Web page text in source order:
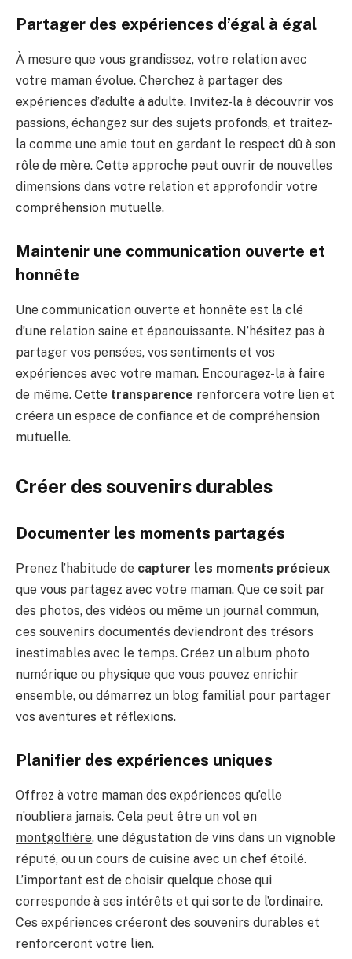
Partager des expériences d’égal à égal
À mesure que vous grandissez, votre relation avec
votre maman évolue. Cherchez à partager des
expériences d’adulte à adulte. Invitez-la à découvrir vos
passions, échangez sur des sujets profonds, et traitez-
la comme une amie tout en gardant le respect dû à son
rôle de mère. Cette approche peut ouvrir de nouvelles
dimensions dans votre relation et approfondir votre
compréhension mutuelle.
Maintenir une communication ouverte et
honnête
Une communication ouverte et honnête est la clé
d’une relation saine et épanouissante. N’hésitez pas à
partager vos pensées, vos sentiments et vos
expériences avec votre maman. Encouragez-la à faire
de même. Cette transparence renforcera votre lien et
créera un espace de confiance et de compréhension
mutuelle.
Créer des souvenirs durables
Documenter les moments partagés
Prenez l’habitude de capturer les moments précieux
que vous partagez avec votre maman. Que ce soit par
des photos, des vidéos ou même un journal commun,
ces souvenirs documentés deviendront des trésors
inestimables avec le temps. Créez un album photo
numérique ou physique que vous pouvez enrichir
ensemble, ou démarrez un blog familial pour partager
vos aventures et réflexions.
Planifier des expériences uniques
Offrez à votre maman des expériences qu’elle
n’oubliera jamais. Cela peut être un vol en
montgolfière, une dégustation de vins dans un vignoble
réputé, ou un cours de cuisine avec un chef étoilé.
L’important est de choisir quelque chose qui
corresponde à ses intérêts et qui sorte de l’ordinaire.
Ces expériences créeront des souvenirs durables et
renforceront votre lien.